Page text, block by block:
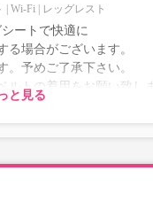
Wi-Fi レッグレスト
ートで快適に
る場合がございます。
。予めご了承下さい。
ルトの着用をお願い致しま
と見る